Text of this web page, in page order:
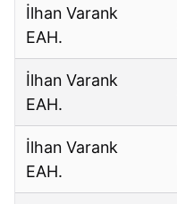
İlhan Varank
EAH.
İlhan Varank
EAH.
İlhan Varank
EAH.